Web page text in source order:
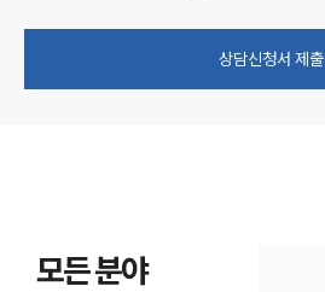
상담신청서 제출
모든 분야